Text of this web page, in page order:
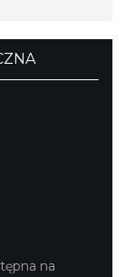
na